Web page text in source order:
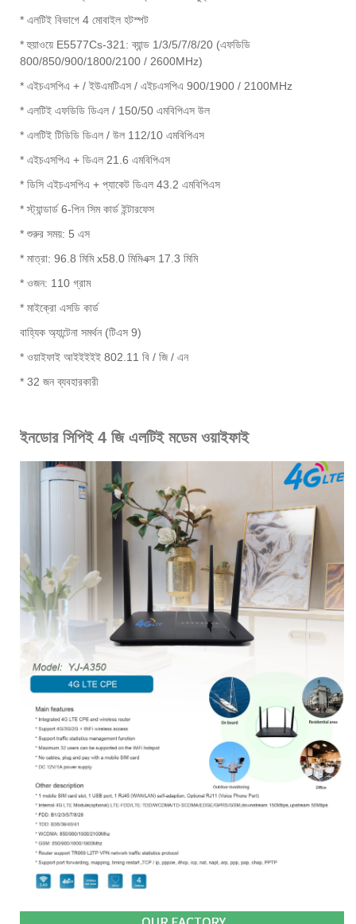
* এলটিই বিভাগে 4 মোবাইল হটস্পট
* হুয়াওয়ে E5577Cs-321: ব্যান্ড 1/3/5/7/8/20 (এফডিডি
800/850/900/1800/2100 / 2600MHz)
* এইচএসপিএ + / ইউএমটিএস / এইচএসপিএ 900/1900 / 2100MHz
* এলটিই এফডিডি ডিএল / 150/50 এমবিপিএস উল
* এলটিই টিডিডি ডিএল / উল 112/10 এমবিপিএস
* এইচএসপিএ + ডিএল 21.6 এমবিপিএস
* ডিসি এইচএসপিএ + প্যাকেট ডিএল 43.2 এমবিপিএস
* স্ট্যান্ডার্ড 6-পিন সিম কার্ড ইন্টারফেস
* শুরুর সময়: 5 এস
* মাত্রা: 96.8 মিমি x58.0 মিমিএক্স 17.3 মিমি
* ওজন: 110 গ্রাম
* মাইক্রো এসডি কার্ড
বাহ্যিক অ্যান্টেনা সমর্থন (টিএস 9)
* ওয়াইফাই আইইইইই 802.11 বি / জি / এন
* 32 জন ব্যবহারকারী
ইনডোর সিপিই 4 জি এলটিই মডেম ওয়াইফাই